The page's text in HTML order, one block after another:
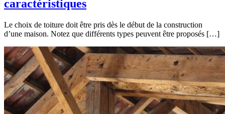
caractéristiques
Le choix de toiture doit être pris dès le début de la construction
d’une maison. Notez que différents types peuvent être proposés […]